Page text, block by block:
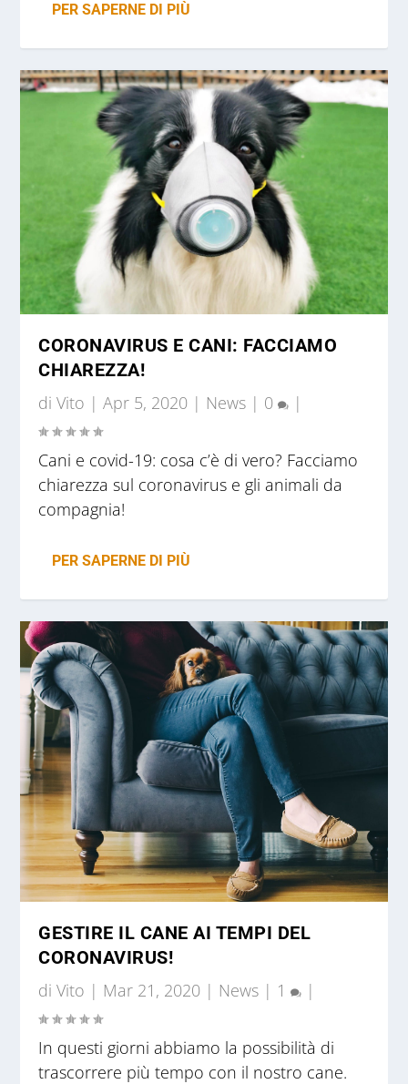
PER SAPERNE DI PIÙ
CORONAVIRUS E CANI: FACCIAMO
CHIAREZZA!
diVito |Apr 5, 2020 | News | 0 |
Cani e covid-19: cosa c’è di vero? Facciamo
chiarezza sul coronavirus e gli animali da
compagnia!
PER SAPERNE DI PIÙ
GESTIRE IL CANE AI TEMPI DEL
CORONAVIRUS!
diVito | Mar 21, 2020 | News | 1 |
In questi giorni abbiamo la possibilità di
trascorrere più tempo con il nostro cane.